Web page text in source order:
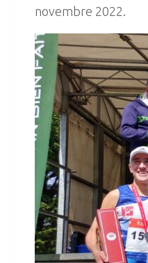
novembre 2022.